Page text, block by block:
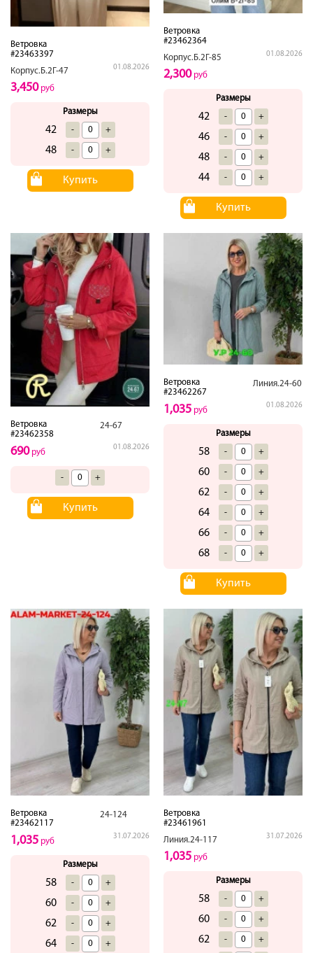
Ветровка
#23463397
Корпус.Б.2Г-47
01.08.2026
3,450руб
Размеры
42 - +
48 - +
Купить
Ветровка
#23462364
Корпус.Б.2Г-85
01.08.2026
2,300руб
Размеры
42 - +
46 - +
48 - +
44 - +
Купить
Ветровка
#23462358
24-67
01.08.2026
690руб
- +
Купить
Ветровка
#23462267
Линия.24-60
01.08.2026
1,035 руб
Размеры
58 - +
60 - +
62 - +
64 - +
66 - +
68 - +
Купить
Ветровка
#23462117
24-124
31.07.2026
1,035 руб
Размеры
58 - +
60 - +
62 - +
64 - +
Ветровка
#23461961
Линия.24-117
31.07.2026
1,035 руб
Размеры
58 - +
60 - +
62 - +